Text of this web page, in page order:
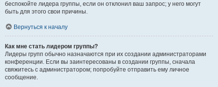
беспокойте лидера группы, если он отклонил ваш запрос; у него могут
быть для этого свои причины.
Вернуться к началу
Как мне стать лидером группы?
Лидеры групп обычно назначаются при их создании администраторами
конференции. Если вы заинтересованы в создании группы, сначала
свяжитесь с администратором; попробуйте отправить ему личное
сообщение.